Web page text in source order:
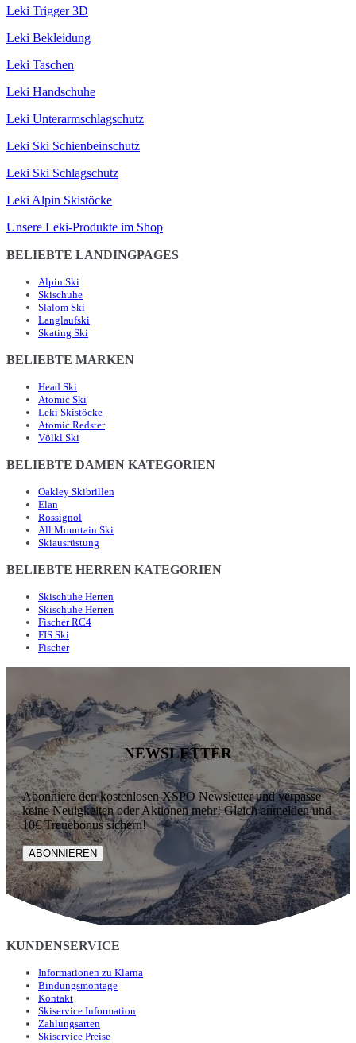
Leki Trigger 3D
Leki Bekleidung
Leki Taschen
Leki Handschuhe
Leki Unterarmschlagschutz
Leki Ski Schienbeinschutz
Leki Ski Schlagschutz
Leki Alpin Skistöcke
Unsere Leki-Produkte im Shop
BELIEBTE LANDINGPAGES
Alpin Ski
Skischuhe
Slalom Ski
Langlaufski
Skating Ski
BELIEBTE MARKEN
Head Ski
Atomic Ski
Leki Skistöcke
Atomic Redster
Völkl Ski
BELIEBTE DAMEN KATEGORIEN
Oakley Skibrillen
Elan
Rossignol
All Mountain Ski
Skiausrüstung
BELIEBTE HERREN KATEGORIEN
Skischuhe Herren
Skischuhe Herren
Fischer RC4
FIS Ski
Fischer
NEWSLETTER
Abonniere den kostenlosen XSPO Newsletter und verpasse
keine Neuigkeiten oder Aktionen mehr! Gleich anmelden und
10€ Treuebonus sichern!
ABONNIEREN
KUNDENSERVICE
Informationen zu Klarna
Bindungsmontage
Kontakt
Skiservice Information
Zahlungsarten
Skiservice Preise